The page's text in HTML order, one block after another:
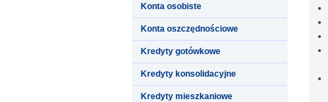
Konta osobiste
Konta oszczędnościowe
Kredyty gotówkowe
Kredyty konsolidacyjne
Kredyty mieszkaniowe